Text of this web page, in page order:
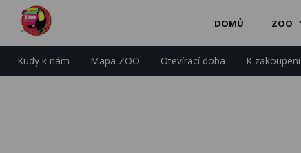
DOMŮ ZOO
Kudy k nám Mapa ZOO Otevírací doba K zakoupení